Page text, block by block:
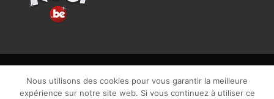
CGU| Vie privée| TVA : BE0840965749 | Site web réalisé par
Nous utilisons des cookies pour vous garantir la meilleure
expérience sur notre site web. Si vous continuez à utiliser ce